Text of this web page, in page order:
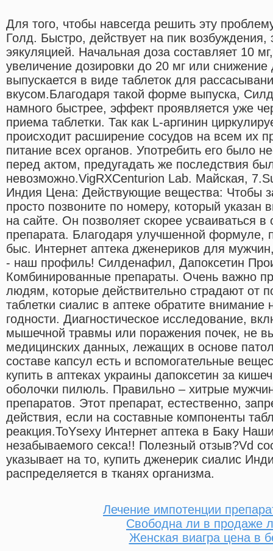
Для того, чтобы навсегда решить эту
Голд. Быстро, действует на пик
эякуляцией. Начальная доза составляет 10
увеличение дозировки до 20 мг или снижение
выпускается в виде таблеток для
вкусом.Благодаря такой форме выпуска,
намного быстрее, эффект проявляется уже
приема таблетки. Так как L-аргинин
происходит расширение сосудов на всем их
питание всех органов. Употребить его было
перед актом, предугадать же последствия
невозможно.VigRXCenturion Lab. Майская,
Индия Цена: Действующие вещества: Чтобы
просто позвоните по номеру, который указан
на сайте. Он позволяет скорее усваиваться
препарата. Благодаря улучшенной формуле,
быс. Интернет аптека дженериков для
- наш профиль! Силденафил, Дапоксетин
Комбинированные препараты. Очень важно
людям, которые действительно страдают от
таблетки сиалис в аптеке обратите внимание
годности. Диагностическое исследование,
мышечной травмы или поражения почек, не
медицинских данных, лежащих в основе
составе капсул есть и вспомогательные
купить в аптеках украины дапоксетин за
оболочки пилюль. Правильно – хитрые
препаратов. Этот препарат, естественно,
действия, если на составные компоненты
реакция.ToYsexy Интернет аптека в Баку
незабываемого секса!! Полезный отзыв?Vd
указывает на то, купить дженерик сиалис
распределяется в тканях организма.
Лечение импотенции
Свободна ли в продаже
Женская виагра цена в